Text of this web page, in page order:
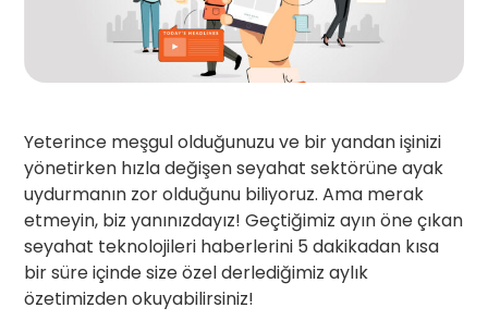
Yeterince meşgul olduğunuzu ve bir yandan işinizi
yönetirken hızla değişen seyahat sektörüne ayak
uydurmanın zor olduğunu biliyoruz. Ama merak
etmeyin, biz yanınızdayız! Geçtiğimiz ayın öne çıkan
seyahat teknolojileri haberlerini 5 dakikadan kısa
bir süre içinde size özel derlediğimiz aylık
özetimizden okuyabilirsiniz!